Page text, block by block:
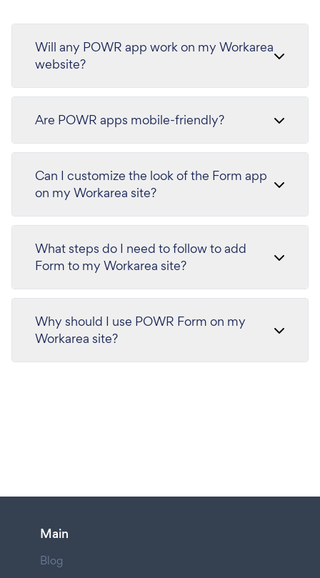
Will any POWR app work on my Workarea
website?
Are POWR apps mobile-friendly?
Can I customize the look of the Form app
on my Workarea site?
What steps do I need to follow to add
Form to my Workarea site?
Why should I use POWR Form on my
Workarea site?
Main
Blog